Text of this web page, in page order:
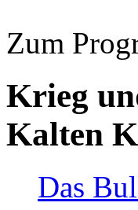
Zum
Krieg
Kalten
Das